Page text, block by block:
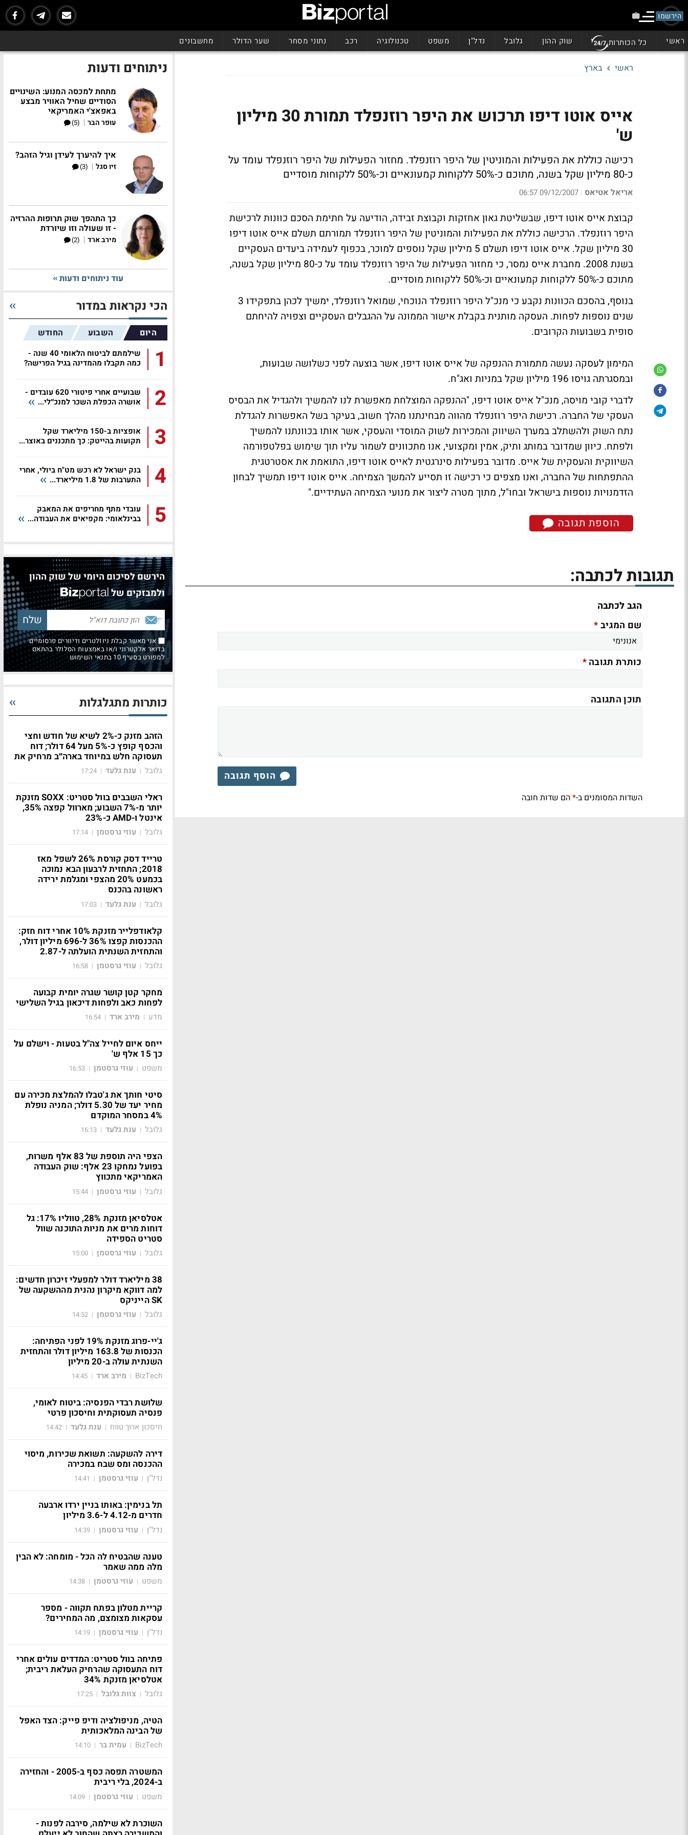
הירשמו
ראשי כל הכותרות שוק ההון גלובל נדל"ן משפט טכנולוגיה רכב נתוני מסחר שער הדולר מחשבונים
ראשי בארץ
אייס אוטו דיפו תרכוש את היפר רוזנפלד תמורת 30 מיליון
ש'
רכישה כוללת את הפעילות והמוניטין של היפר רוזנפלד. מחזור הפעילות של היפר רוזנפלד עומד על
כ-80 מיליון שקל בשנה, מתוכם כ-50% ללקוחות קמעונאיים וכ-50% ללקוחות מוסדיים
אריאל אטיאס |
09/12/2007 06:57
קבוצת אייס אוטו דיפו, שבשליטת גאון אחזקות וקבוצת זבידה, הודיעה על חתימת הסכם כוונות לרכישת
היפר רוזנפלד. הרכישה כוללת את הפעילות והמוניטין של היפר רוזנפלד תמורתם תשלם אייס אוטו דיפו
30 מיליון שקל. אייס אוטו דיפו תשלם 5 מיליון שקל נוספים למוכר, בכפוף לעמידה ביעדים העסקיים
בשנת 2008. מחברת אייס נמסר, כי מחזור הפעילות של היפר רוזנפלד עומד על כ-80 מיליון שקל בשנה,
מתוכם כ-50% ללקוחות קמעונאיים וכ-50% ללקוחות מוסדיים.
בנוסף, בהסכם הכוונות נקבע כי מנכ"ל היפר רוזנפלד הנוכחי, שמואל רוזנפלד, ימשיך לכהן בתפקידו 3
שנים נוספות לפחות. העסקה מותנית בקבלת אישור הממונה על ההגבלים העסקיים וצפויה להיחתם
סופית בשבועות הקרובים.
המימון לעסקה נעשה מתמורת ההנפקה של אייס אוטו דיפו, אשר בוצעה לפני כשלושה שבועות,
ובמסגרתה גויסו 196 מיליון שקל במניות ואג"ח.
לדברי קובי מויסה, מנכ"ל אייס אוטו דיפו, "ההנפקה המוצלחת מאפשרת לנו להמשיך ולהגדיל את הבסיס
העסקי של החברה. רכישת היפר רוזנפלד מהווה מבחינתנו מהלך חשוב, בעיקר בשל האפשרות להגדלת
נתח השוק ולהשתלב במערך השיווק והמכירות לשוק המוסדי והעסקי, אשר אותו בכוונתנו להמשיך
ולפתח. כיוון שמדובר במותג ותיק, אמין ומקצועי, אנו מתכוונים לשמור עליו תוך שימוש בפלטפורמה
השיווקית והעסקית של אייס. מדובר בפעילות סינרגטית לאייס אוטו דיפו, התואמת את אסטרטגית
ההתפתחות של החברה, ואנו מצפים כי רכישה זו תסייע להמשך הצמיחה. אייס אוטו דיפו תמשיך לבחון
הזדמנויות נוספות בישראל ובחו"ל, מתוך מטרה ליצור את מנועי הצמיחה העתידיים."
הוספת תגובה
תגובות לכתבה:
הגב לכתבה
שם המגיב*
כותרת תגובה*
תוכן התגובה
הוסף תגובה
השדות המסומנים ב-*הם שדות חובה
ניתוחים ודעות
מתחת למכסה המנוע: השינויים
הסודיים שחיל האוויר מבצע
באפאצ'י האמריקאי
עופר הבר |
(5)
איך להיערך לעידן וגיל הזהב?
זיו סגל |
(3)
כך התהפך שוק תרופות ההרזיה
- זו שעולה וזו שיורדת
מירב ארד |
(2)
עוד ניתוחים ודעות
הכי נקראות במדור
היום השבוע החודש
1
שילמתם לביטוח הלאומי 40 שנה -
כמה תקבלו מהמדינה בגיל הפרישה?
2
שבועיים אחרי פיטורי 620 עובדים -
אושרה הכפלת השכר למנכ״לי...
3
אופציות ב-150 מיליארד שקל
תקועות בהייטק: כך מתכננים באוצר...
4
בנק ישראל לא רכש מט"ח ביולי, אחרי
התערבות של 1.8 מיליארד...
5
עובדי מתף מחריפים את המאבק
בבינלאומי: מקפיאים את העבודה...
הירשם לסיכום היומי של שוק ההון
ולמבזקים של
אני מאשר קבלת ניוזלטרים ודיוורים פרסומיים
בדואר אלקטרוני ו/או באמצעות הסלולר בהתאם
למפורט בסעיף 10 בתנאי השימוש
כותרות מתגלגלות
הזהב מזנק כ-2% לשיא של חודש וחצי
והכסף קופץ כ-5% מעל 64 דולר; דוח
תעסוקה חלש במיוחד בארה״ב מרחיק את
גלובל | ענת גלעד |
17:24
ראלי השבבים בוול סטריט: SOXX מזנקת
יותר מ-7% השבוע; מארוול קפצה 35%,
אינטל ו-AMD כ-23%
גלובל | עוזי גרסטמן |
17:14
טרייד דסק קורסת 26% לשפל מאז
2018; התחזית לרבעון הבא נמוכה
בכמעט 20% מהצפי ומגלמת ירידה
ראשונה בהכנס
גלובל | ענת גלעד |
17:03
קלאודפלייר מזנקת 10% אחרי דוח חזק:
ההכנסות קפצו 36% ל-696 מיליון דולר,
והתחזית השנתית הועלתה ל-2.87
גלובל | עוזי גרסטמן |
16:58
מחקר קטן קושר שגרה יומית קבועה
לפחות כאב ולפחות דיכאון בגיל השלישי
מדע | מירב ארד |
16:54
ייחס איום לחייל צה"ל בטעות - וישלם על
כך 15 אלף ש'
משפט | עוזי גרסטמן |
16:53
סיטי חותך את ג'טבלו להמלצת מכירה עם
מחיר יעד של 5.30 דולר; המניה נופלת
4% במסחר המוקדם
גלובל | ענת גלעד |
16:13
הצפי היה תוספת של 83 אלף משרות,
בפועל נמחקו 23 אלף: שוק העבודה
האמריקאי מתכווץ
גלובל | עוזי גרסטמן |
15:44
אטלסיאן מזנקת 28%, טווליו 17%: גל
דוחות מרים את מניות התוכנה שוול
סטריט הספידה
גלובל | עוזי גרסטמן |
15:00
38 מיליארד דולר למפעלי זיכרון חדשים:
למה דווקא מיקרון נהנית מההשקעה של
SK הייניקס
גלובל | עוזי גרסטמן |
14:52
ג'יי-פרוג מזנקת 19% לפני הפתיחה:
הכנסות של 163.8 מיליון דולר והתחזית
השנתית עולה ב-20 מיליון
BizTech
| מירב ארד |
14:45
שלושת רבדי הפנסיה: ביטוח לאומי,
פנסיה תעסוקתית וחיסכון פרטי
חיסכון ארוך טווח | ענת גלעד |
14:42
דירה להשקעה: תשואת שכירות, מיסוי
ההכנסה ומס שבח במכירה
נדל"ן | עוזי גרסטמן |
14:41
תל בנימין: באותו בניין ירדו ארבעה
חדרים מ-4.12 ל-3.6 מיליון
נדל"ן | עוזי גרסטמן |
14:39
טענה שהבטיח לה הכל - מומחה: לא הבין
מלה ממה שאמר
משפט | עוזי גרסטמן |
14:38
קריית מטלון בפתח תקווה - מספר
עסקאות מצומצם, מה המחירים?
נדל"ן | עוזי גרסטמן |
14:19
פתיחה בוול סטריט: המדדים עולים אחרי
דוח התעסוקה שהרחיק העלאת ריבית;
אטלסיאן מזנקת 34%
גלובל | צוות גלובל |
17:25
הטיה, מניפולציה ודיפ פייק: הצד האפל
של הבינה המלאכותית
BizTech
| עמית בר |
14:10
המשטרה תפסה כסף ב-2005 - והחזירה
ב-2024, בלי ריבית
משפט | עוזי גרסטמן |
14:09
השוכרת לא שילמה, סירבה לפנות -